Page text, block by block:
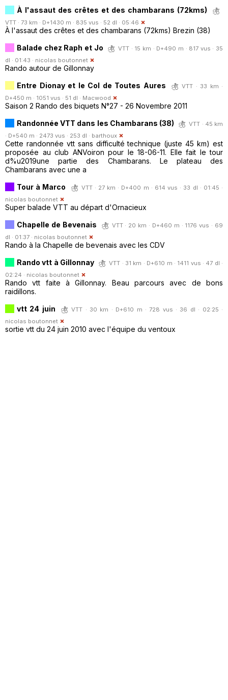
À l'assaut des crêtes et des chambarans (72kms)
VTT · 73 km · D+1430 m · 835 vus · 52 dl · 05:46
À l'assaut des crêtes et des chambarans (72kms) Brezin (38)
Balade chez Raph et Jo
VTT · 15 km · D+490 m · 817 vus · 35
dl · 01:43 · nicolas boutonnet
Rando autour de Gillonnay
Entre Dionay et le Col de Toutes Aures
VTT · 33 km ·
D+450 m · 1051 vus · 51 dl · Macwood
Saison 2 Rando des biquets N°27 - 26 Novembre 2011
Randonnée VTT dans les Chambarans (38)
VTT · 45 km
· D+540 m · 2473 vus · 253 dl · barthoux
Cette randonnée vtt sans difficulté technique (juste 45 km) est
proposée au club ANVoiron pour le 18-06-11. Elle fait le tour
d%u2019une partie des Chambarans. Le plateau des
Chambarans avec une a
Tour à Marco
VTT · 27 km · D+400 m · 614 vus · 33 dl · 01:45 ·
nicolas boutonnet
Super balade VTT au départ d'Ornacieux
Chapelle de Bevenais
VTT · 20 km · D+460 m · 1176 vus · 69
dl · 01:37 · nicolas boutonnet
Rando à la Chapelle de bevenais avec les CDV
Rando vtt à Gillonnay
VTT · 31 km · D+610 m · 1411 vus · 47 dl ·
02:24 · nicolas boutonnet
Rando vtt faite à Gillonnay. Beau parcours avec de bons
raidillons.
vtt 24 juin
VTT · 30 km · D+610 m · 728 vus · 36 dl · 02:25 ·
nicolas boutonnet
sortie vtt du 24 juin 2010 avec l'équipe du ventoux